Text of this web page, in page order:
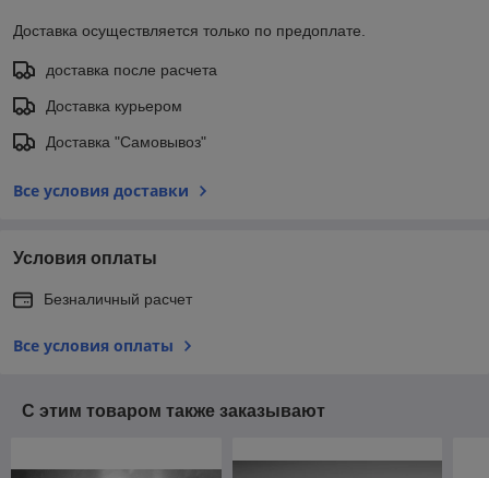
Доставка осуществляется только по предоплате.
доставка после расчета
Доставка курьером
Доставка "Самовывоз"
Все условия доставки
Условия оплаты
Безналичный расчет
Все условия оплаты
С этим товаром также заказывают